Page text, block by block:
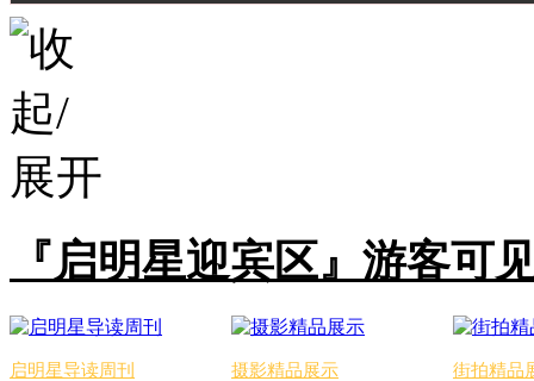
『启明星迎宾区』游客可
启明星导读周刊 摄影精品展示 街拍精品